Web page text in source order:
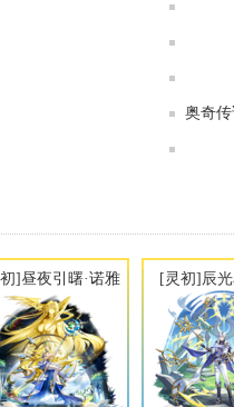
奥奇
]昼夜引曙·诺雅 [灵初]辰